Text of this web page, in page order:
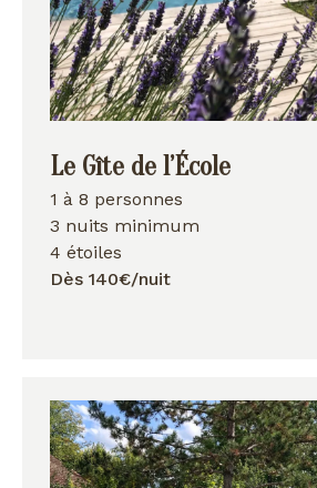
Le Gîte de l’École
1 à 8 personnes
3 nuits minimum
4 étoiles
Dès 140€/nuit